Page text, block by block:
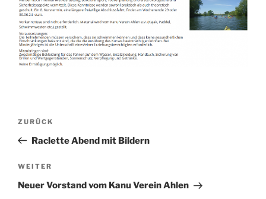
Beitragsnavigation
Vorheriger
Beitrag
ZURÜCK
Raclette Abend mit Bildern
Nächster
Beitrag
WEITER
Neuer Vorstand vom Kanu Verein Ahlen